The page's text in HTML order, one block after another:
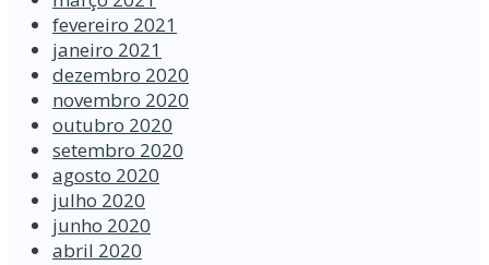
fevereiro 2021
janeiro 2021
dezembro 2020
novembro 2020
outubro 2020
setembro 2020
agosto 2020
julho 2020
junho 2020
abril 2020